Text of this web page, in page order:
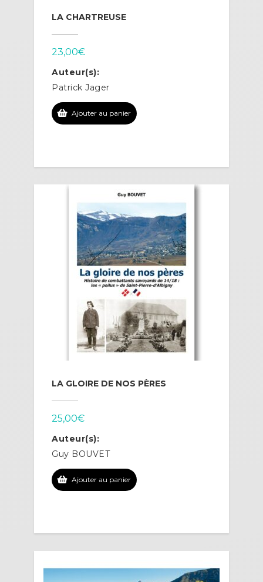
LA CHARTREUSE
23,00€
Auteur(s):
Patrick Jager
Ajouter au panier
LA GLOIRE DE NOS PÈRES
25,00€
Auteur(s):
Guy BOUVET
Ajouter au panier